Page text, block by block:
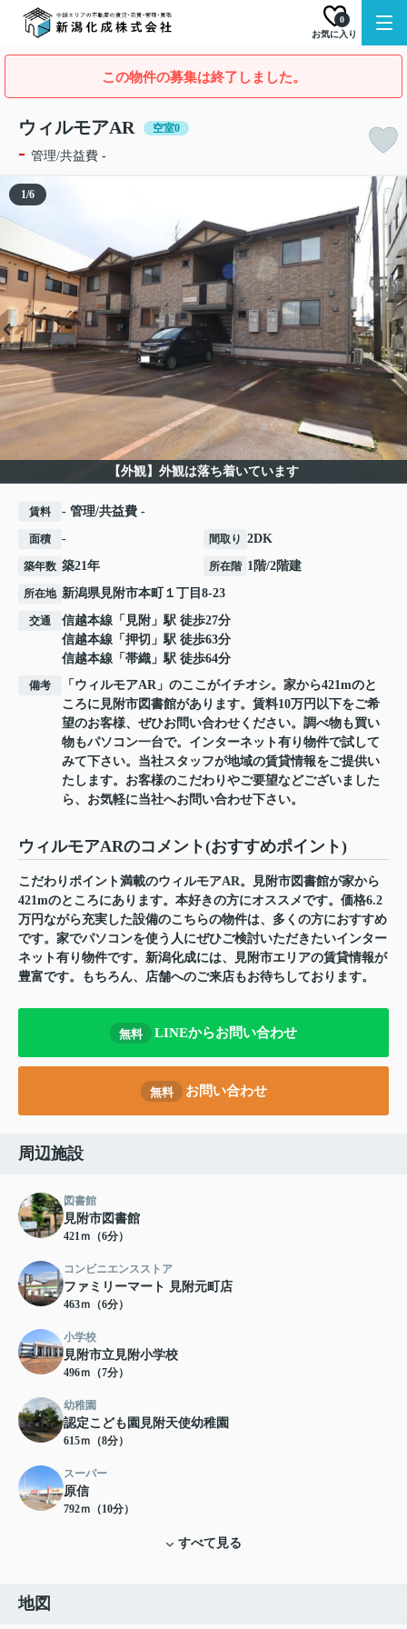
お気に入り
0
この物件の募集は終了しました。
ウィルモアAR 空室0
- 管理/共益費 -
【外観】外観は落ち着いています
1/6
賃料 - 管理/共益費 -
面積 - 間取り 2DK
築年数 築21年 所在階 1階/2階建
所在地 新潟県見附市本町 １丁目8-23
交通 信越本線 「 見附 」駅 徒歩27分
信越本線 「 押切 」駅 徒歩63分
信越本線 「 帯織 」駅 徒歩64分
備考
「ウィルモアAR」のここがイチオシ。家から421mのと
ころに見附市図書館があります。賃料10万円以下をご希
望のお客様、ぜひお問い合わせください。調べ物も買い
物もパソコン一台で。インターネット有り物件で試して
みて下さい。当社スタッフが地域の賃貸情報をご提供い
たします。お客様のこだわりやご要望などございました
ら、お気軽に当社へお問い合わせ下さい。
ウィルモアARのコメント(おすすめポイント)
こだわりポイント満載のウィルモアAR。見附市図書館が家から
421mのところにあります。本好きの方にオススメです。価格6.2
万円ながら充実した設備のこちらの物件は、多くの方におすすめ
です。家でパソコンを使う人にぜひご検討いただきたいインター
ネット有り物件です。新潟化成には、見附市エリアの賃貸情報が
豊富です。もちろん、店舗へのご来店もお待ちしております。
無料 LINEからお問い合わせ
無料 お問い合わせ
周辺施設
図書館
見附市図書館
421ｍ（6分）
コンビニエンスストア
ファミリーマート 見附元町店
463ｍ（6分）
小学校
見附市立見附小学校
496ｍ（7分）
幼稚園
認定こども園見附天使幼稚園
615ｍ（8分）
スーパー
原信
792ｍ（10分）
すべて見る
地図